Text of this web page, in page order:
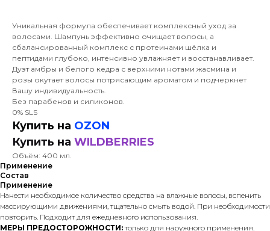
Уникальная формула обеспечивает комплексный уход за
волосами. Шампунь эффективно очищает волосы, а
сбалансированный комплекс с протеинами шёлка и
пептидами глубоко, интенсивно увлажняет и восстанавливает.
Дуэт амбры и белого кедра с верхними нотами жасмина и
розы окутает волосы потрясающим ароматом и подчеркнет
Вашу индивидуальность.
Без парабенов и силиконов.
0% SLS
Купить на OZON
Купить на WILDBERRIES
Объём: 400 мл.
Применение
Состав
Применение
Нанести необходимое количество средства на влажные волосы, вспенить
массирующими движениями, тщательно смыть водой. При необходимости
повторить. Подходит для ежедневного использования.
МЕРЫ ПРЕДОСТОРОЖНОСТИ:только для наружного применения.